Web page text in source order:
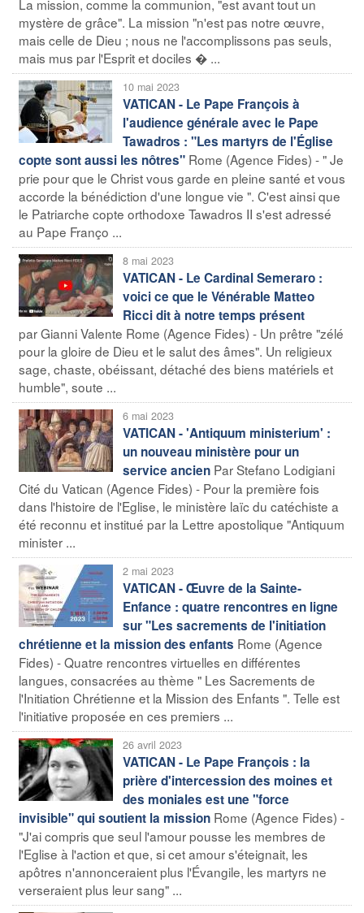
La mission, comme la communion, "est avant tout un
mystère de grâce". La mission "n'est pas notre œuvre,
mais celle de Dieu ; nous ne l'accomplissons pas seuls,
mais mus par l'Esprit et dociles � ...
10 mai 2023
VATICAN - Le Pape François à
l'audience générale avec le Pape
Tawadros : "Les martyrs de l'Église
copte sont aussi les nôtres" Rome (Agence Fides) - " Je
prie pour que le Christ vous garde en pleine santé et vous
accorde la bénédiction d'une longue vie ". C'est ainsi que
le Patriarche copte orthodoxe Tawadros II s'est adressé
au Pape Franço ...
8 mai 2023
VATICAN - Le Cardinal Semeraro :
voici ce que le Vénérable Matteo
Ricci dit à notre temps présent
par Gianni Valente Rome (Agence Fides) - Un prêtre "zélé
pour la gloire de Dieu et le salut des âmes". Un religieux
sage, chaste, obéissant, détaché des biens matériels et
humble", soute ...
6 mai 2023
VATICAN - 'Antiquum ministerium' :
un nouveau ministère pour un
service ancien Par Stefano Lodigiani
Cité du Vatican (Agence Fides) - Pour la première fois
dans l'histoire de l'Eglise, le ministère laïc du catéchiste a
été reconnu et institué par la Lettre apostolique "Antiquum
minister ...
2 mai 2023
VATICAN - Œuvre de la Sainte-
Enfance : quatre rencontres en ligne
sur "Les sacrements de l'initiation
chrétienne et la mission des enfants Rome (Agence
Fides) - Quatre rencontres virtuelles en différentes
langues, consacrées au thème " Les Sacrements de
l'Initiation Chrétienne et la Mission des Enfants ". Telle est
l'initiative proposée en ces premiers ...
26 avril 2023
VATICAN - Le Pape François : la
prière d'intercession des moines et
des moniales est une "force
invisible" qui soutient la mission Rome (Agence Fides) -
"J'ai compris que seul l'amour pousse les membres de
l'Eglise à l'action et que, si cet amour s'éteignait, les
apôtres n'annonceraient plus l'Évangile, les martyrs ne
verseraient plus leur sang" ...